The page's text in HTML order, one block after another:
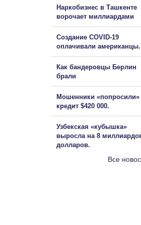
Наркобизнес в Ташкенте
ворочает миллиардами
Создание COVID-19
оплачивали американцы.
Как бандеровцы Берлин
брали
Мошенники «попросили»
кредит $420 000.
Узбекская «кубышка»
выросла на 8
долларов.
Все